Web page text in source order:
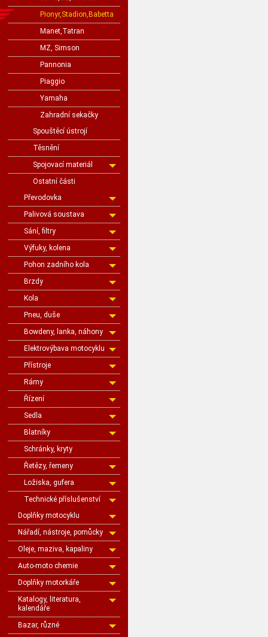
Pionyr,Stadion,Babetta
Manet,Tatran
MZ, Simson
Pannonia
Piaggio
Yamaha
Zahradní sekačky
Spouštěcí ústrojí
Těsnění
Spojovací materiál
Ostatní části
Převodovka
Palivová soustava
Sání, filtry
Výfuky, kolena
Pohon zadního kola
Brzdy
Kola
Pneu, duše
Bowdeny, lanka, náhony
Elektrovýbava motocyklu
Přístroje
Rámy
Řízení
Sedla
Blatníky
Schránky, kryty
Řetězy, řemeny
Ložiska, gufera
Technické příslušenství
Doplňky motocyklu
Nářadí, nástroje, pomůcky
Oleje, maziva, kapaliny
Auto-moto chemie
Doplňky motorkáře
Katalogy, literatura,
kalendáře
Bazar, různé